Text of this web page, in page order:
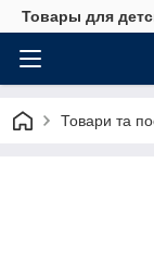
Товары для
Товари та